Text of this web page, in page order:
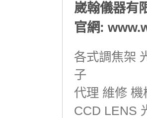
崴翰儀器有
官網:
各式調焦架
子
代理 維修
CCD LENS